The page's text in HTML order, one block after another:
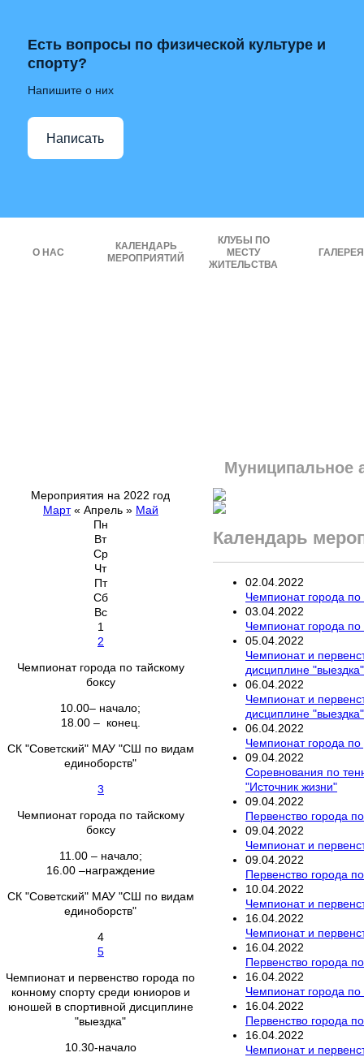
Есть вопросы по физической культуре и
спорту?
Напишите о них
Написать
О НАС
КАЛЕНДАРЬ
МЕРОПРИЯТИЙ
КЛУБЫ ПО
МЕСТУ
ЖИТЕЛЬСТВА
ГАЛЕРЕЯ
Муниципальное
Мероприятия на 2022 год
Март« Апрель » Май
Пн
Вт
Ср
Чт
Пт
Сб
Вс
1
2
Чемпионат города по тайскому
боксу
10.00– начало;
18.00 – конец.
СК "Советский" МАУ "СШ по видам
единоборств"
3
Чемпионат города по тайскому
боксу
11.00 – начало;
16.00 –награждение
СК "Советский" МАУ "СШ по видам
единоборств"
4
5
Чемпионат и первенство города по
конному спорту среди юниоров и
юношей в спортивной дисциплине
"выездка"
10.30-начало
Календарь
02 04 2022
Чемпионат города по
03 04 2022
Чемпионат города по
05 04 2022
Чемпионат и
дисциплине "выездка"
06 04 2022
Чемпионат и
дисциплине "выездка"
06 04 2022
Чемпионат города
09 04 2022
Соревнования по
"Источник жизни"
09 04 2022
Первенство города
09 04 2022
Чемпионат и
09 04 2022
Первенство города
10 04 2022
Чемпионат и
16 04 2022
Чемпионат и
16 04 2022
Первенство города
16 04 2022
Чемпионат города
16 04 2022
Первенство города
16 04 2022
Чемпионат и